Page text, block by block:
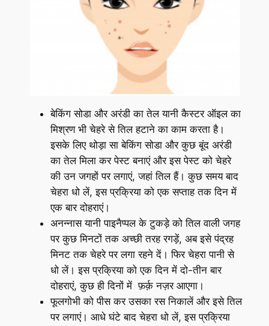
बेकिंग सोडा और अरंडी का तेल यानी कैस्टर ऑइल का
मिश्रण भी चेहरे से तिल हटाने का काम करता है।
इसके लिए थोड़ा सा बेकिंग सोडा और कुछ बूंद अरंडी
का तेल मिला कर पेस्ट बनाएं और इस पेस्ट को चेहरे
की उन जगहों पर लगाएं, जहां तिल हैं। कुछ समय बाद
चेहरा धो लें, इस प्रक्रिया को एक सप्ताह तक दिन में
एक बार दोहराएं।
अनन्नास यानी पाइनैप्पल के टुकड़े को तिल वाली जगह
पर कुछ मिनटों तक अच्छी तरह रगड़ें, अब इसे पंद्रह
मिनट तक चेहरे पर लगा रहने दें। फिर चेहरा पानी से
धो लें। इस प्रक्रिया को एक दिन में दो-तीन बार
दोहराएं, कुछ ही दिनों में फ़र्क़ नज़र आएगा।
फूलगोभी को पीस कर उसका रस निकालें और इसे तिल
पर लगाएं। आधे घंटे बाद चेहरा धो लें, इस प्रक्रिया